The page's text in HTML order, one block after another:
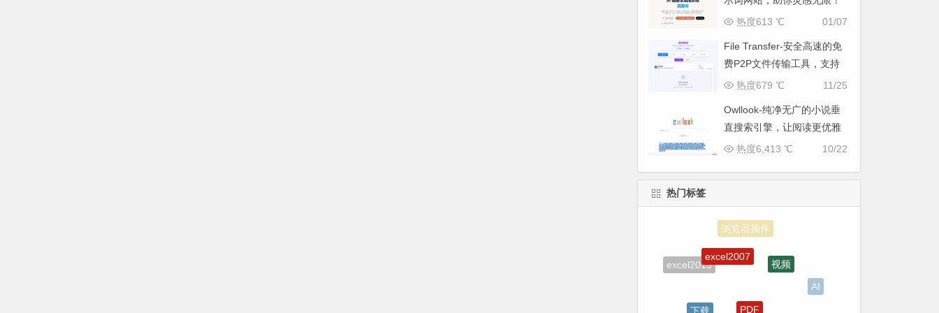
01/07
热度613 ℃
File Transfer-安全高速的免
费P2P文件传输工具，支持
多平台无缝互通
11/25
热度679 ℃
Owllook-纯净无广的小说垂
直搜索引擎，让阅读更优雅
10/22
热度6,413 ℃
热门标签
excel2013
excel2007
视频
AI
下载